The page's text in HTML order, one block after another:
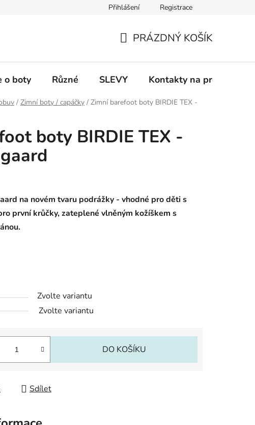
Informace k on-line platbám Odstoupení od
Přihlášení Registrace
KOŠÍK
PRÁZDNÝ KOŠÍK
o boty Různé SLEVY Kontakty na prodejny
/ Zimní boty / capáčky / Zimní barefoot boty BIRDIE TEX -
boty BIRDIE TEX -
na novém tvaru podrážky - vhodné pro děti s
první krůčky, zateplené vlněným kožíškem s
Zvolte variantu
Zvolte variantu
DO KOŠÍKU
Sdílet